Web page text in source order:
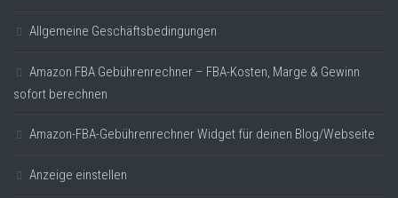
Allgemeine Geschäftsbedingungen
Amazon FBA Gebührenrechner – FBA-Kosten, Marge & Gewinn
sofort berechnen
Amazon-FBA-Gebührenrechner Widget für deinen Blog/Webseite
Anzeige einstellen